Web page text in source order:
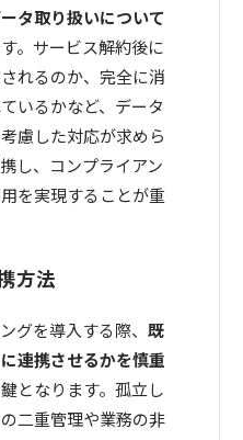
タ取り扱いについて
。サービス解約後に
れるのか、完全に消
いるかなど、データ
慮した対応が求めら
し、コンプライアン
を実現することが重
方法
グを導入する際、既
連携させるかを慎重
となります。孤立し
二重管理や業務の非